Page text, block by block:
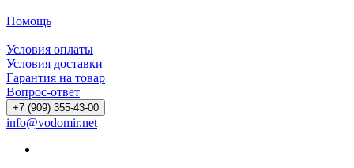
Помощь
Условия оплаты
Условия доставки
Гарантия на товар
Вопрос-ответ
+7 (909) 355-43-00
info@vodomir.net